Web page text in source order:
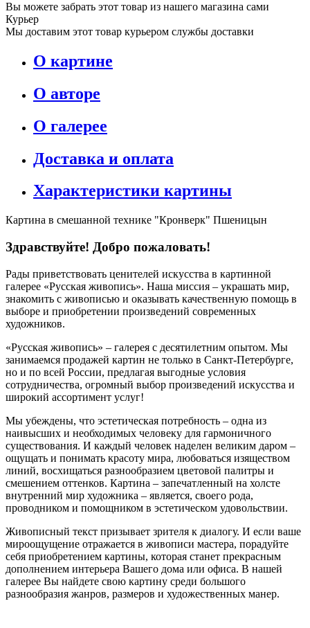
Вы можете забрать этот товар из нашего магазина сами
Курьер
Мы доставим этот товар курьером службы доставки
О картине
О авторе
О галерее
Доставка и оплата
Характеристики картины
Картина в смешанной технике "Кронверк" Пшеницын
Здравствуйте! Добро пожаловать!
Рады приветствовать ценителей искусства в картинной
галерее «Русская живопись». Наша миссия – украшать мир,
знакомить с живописью и оказывать качественную помощь в
выборе и приобретении произведений современных
художников.
«Русская живопись» – галерея c десятилетним опытом. Мы
занимаемся продажей картин не только в Санкт-Петербурге,
но и по всей России, предлагая выгодные условия
сотрудничества, огромный выбор произведений искусства и
широкий ассортимент услуг!
Мы убеждены, что эстетическая потребность – одна из
наивысших и необходимых человеку для гармоничного
существования. И каждый человек наделен великим даром –
ощущать и понимать красоту мира, любоваться изяществом
линий, восхищаться разнообразием цветовой палитры и
смешением оттенков. Картина – запечатленный на холсте
внутренний мир художника – является, своего рода,
проводником и помощником в эстетическом удовольствии.
Живописный текст призывает зрителя к диалогу. И если ваше
мироощущение отражается в живописи мастера, порадуйте
себя приобретением картины, которая станет прекрасным
дополнением интерьера Вашего дома или офиса. В нашей
галерее Вы найдете свою картину среди большого
разнообразия жанров, размеров и художественных манер.